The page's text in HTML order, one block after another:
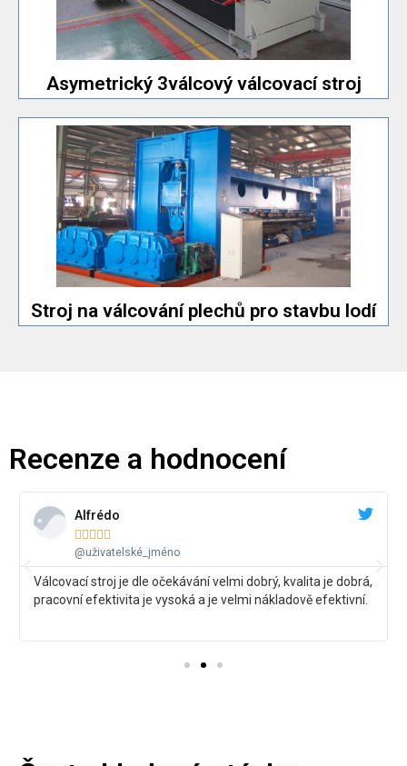
Asymetrický 3válcový válcovací stroj
Asymetrický 3válcový válcovací
stroj
Stroj na válcování plechů pro stavbu lodí
Stroj na válcování plechů pro
stavbu lodí
Speciální válcovací stroj na plechy pro stavbu lodí.
Maximální šířka ohýbání plechů až 12 000 mm.
Recenze a hodnocení
Alfrédo

@uživatelské_jméno
Válcovací stroj je dle očekávání velmi dobrý, kvalita je dobrá,
pracovní efektivita je vysoká a je velmi nákladově efektivní.